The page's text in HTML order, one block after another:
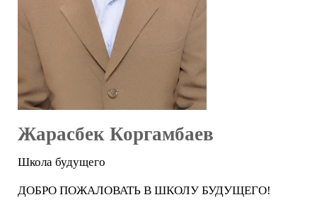
Жарасбек Коргамбаев
Школа будущего
ДОБРО ПОЖАЛОВАТЬ В ШКОЛУ БУДУЩЕГО!